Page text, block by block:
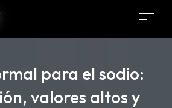
para el sodio:
valores altos y